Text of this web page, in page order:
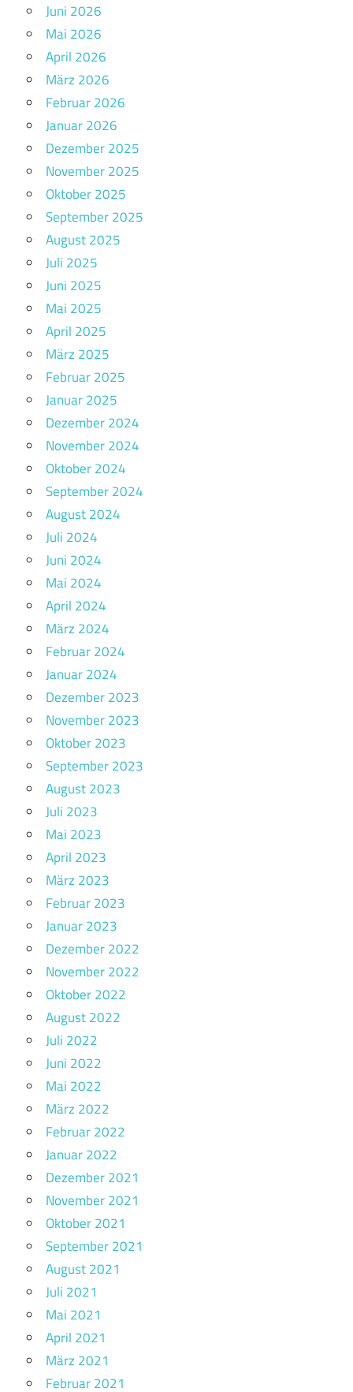
Juni 2026
Mai 2026
April 2026
März 2026
Februar 2026
Januar 2026
Dezember 2025
November 2025
Oktober 2025
September 2025
August 2025
Juli 2025
Juni 2025
Mai 2025
April 2025
März 2025
Februar 2025
Januar 2025
Dezember 2024
November 2024
Oktober 2024
September 2024
August 2024
Juli 2024
Juni 2024
Mai 2024
April 2024
März 2024
Februar 2024
Januar 2024
Dezember 2023
November 2023
Oktober 2023
September 2023
August 2023
Juli 2023
Mai 2023
April 2023
März 2023
Februar 2023
Januar 2023
Dezember 2022
November 2022
Oktober 2022
August 2022
Juli 2022
Juni 2022
Mai 2022
März 2022
Februar 2022
Januar 2022
Dezember 2021
November 2021
Oktober 2021
September 2021
August 2021
Juli 2021
Mai 2021
April 2021
März 2021
Februar 2021